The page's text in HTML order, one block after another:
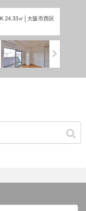
24.33㎡│大阪市西区